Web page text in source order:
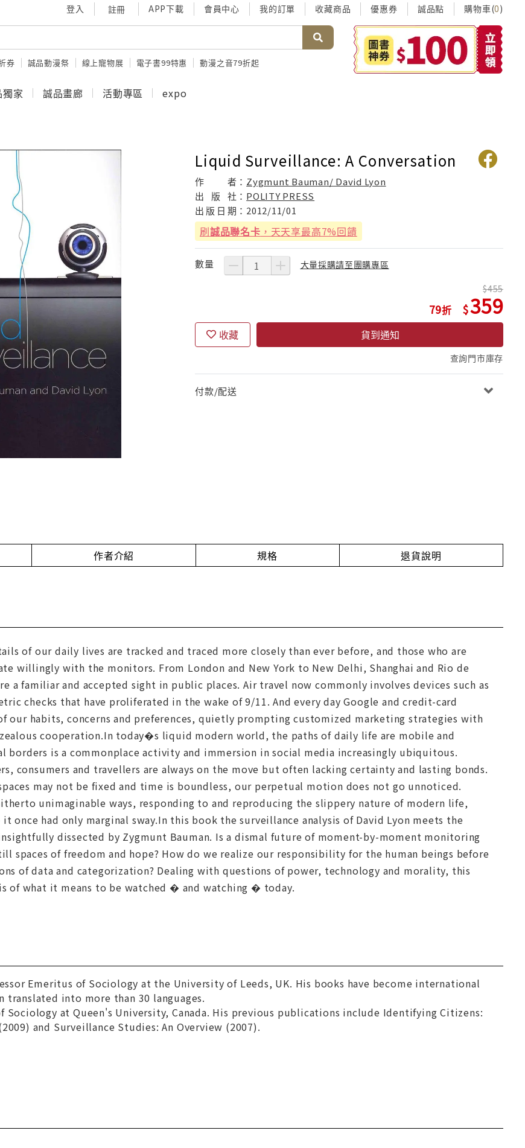
登入 註冊 APP下載 會員中心 我的訂單 收藏商品 優惠券 誠品點 購物車(0)
券 誠品動漫祭 線上寵物展 電子書99特惠 動漫之音79折起
家 誠品畫廊 活動專區 expo
Liquid Surveillance: A Conversation
作 者： Zygmunt Bauman/ David Lyon
出
版 社： POLITY PRESS
出 版 日 期： 2012/11/01
刷誠品聯名卡 ，天天享最高7%回饋
數量 大量採購請至團購專區
79
455
359
收藏 貨到通知
查詢門市庫存
付款/配送
作者介紹 規格 退貨說明
of our daily lives are tracked and traced more closely than ever before, and those who are
willingly with the monitors. From London and New York to New Delhi, Shanghai and Rio de
a familiar and accepted sight in public places. Air travel now commonly involves devices such as
checks that have proliferated in the wake of 9/11. And every day Google and credit-card
our habits, concerns and preferences, quietly prompting customized marketing strategies with
cooperation.In today�s liquid modern world, the paths of daily life are mobile and
borders is a commonplace activity and immersion in social media increasingly ubiquitous.
consumers and travellers are always on the move but often lacking certainty and lasting bonds.
may not be fixed and time is boundless, our perpetual motion does not go unnoticed.
unimaginable ways, responding to and reproducing the slippery nature of modern life,
once had only marginal sway.In this book the surveillance analysis of David Lyon meets the
dissected by Zygmunt Bauman. Is a dismal future of moment-by-moment monitoring
spaces of freedom and hope? How do we realize our responsibility for the human beings before
of data and categorization? Dealing with questions of power, technology and morality, this
of what it means to be watched � and watching � today.
Emeritus of Sociology at the University of Leeds, UK. His books have become international
translated into more than 30 languages.
Sociology at Queen's University, Canada. His previous publications include Identifying Citizens:
and Surveillance Studies: An Overview (2007).